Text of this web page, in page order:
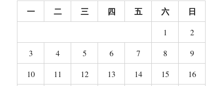
一 二 三 四 五 六 日
1
2
3
4 5 6 7 8
9
10
11 12 13 14 15
16